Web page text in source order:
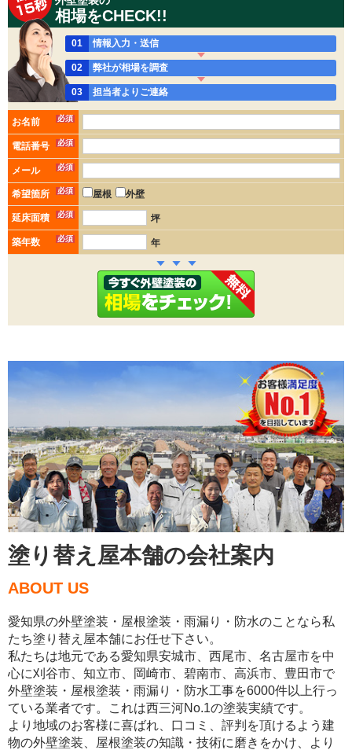
相場をCHECK!!
01 情報入力・送信
02 弊社が相場を調査
03 担当者よりご連絡
お名前 必須
電話番号 必須
メール 必須
希望箇所 必須 屋根 外壁
延床面積 必須 坪
築年数 必須 年
塗り替え屋本舗の会社案内
ABOUT US
愛知県の外壁塗装・屋根塗装・雨漏り・防水のことなら私
たち塗り替え屋本舗にお任せ下さい。
私たちは地元である愛知県安城市、西尾市、名古屋市を中
心に刈谷市、知立市、岡崎市、碧南市、高浜市、豊田市で
外壁塗装・屋根塗装・雨漏り・防水工事を6000件以上行っ
ている業者です。これは西三河No.1の塗装実績です。
より地域のお客様に喜ばれ、口コミ、評判を頂けるよう建
物の外壁塗装、屋根塗装の知識・技術に磨きをかけ、より